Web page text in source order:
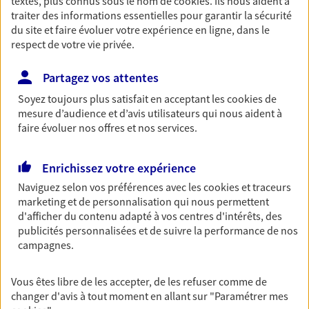
Nos expertises
Vous aider à constituer une
épargne
fructifier votre épargne. Laquelle correspond à vos
objectifs ? Rien ne remplace les conseils d'un expert :
Assurance vie, PER, Livret… Faisons le point ensemble !
Anticiper et préparer votre
Il n'est jamais ni trop tôt, ni trop tard pour préparer
votre retraite. Nous vous aidons à trouver les solutions
traiter des informations essentielles pour garantir la sécurité
du site et faire évoluer votre expérience en ligne, dans le
respect de votre vie privée.
Partagez vos attentes
Soyez toujours plus satisfait en acceptant lescookiesde
mesure d’audience et d’avis utilisateurs qui nous aident à
faire évoluer nos offres et nos services.
Enrichissez votre expérience
Naviguez selon vos préférences avec lescookies et traceurs
marketing et de personnalisation qui nous permettent
d'afficher du contenu adapté à vos centres d'intérêts, des
publicités personnalisées et de suivre la performance de nos
campagnes.
Vous êtes libre de les accepter, de les refuser comme de
changer d'avis à tout moment en allant sur "Paramétrer mes